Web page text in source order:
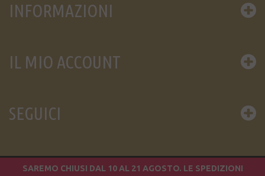
SAREMO CHIUSI DAL 10 AL 21 AGOSTO. LE SPEDIZIONI
INFORMAZIONI
IL MIO ACCOUNT
SEGUICI